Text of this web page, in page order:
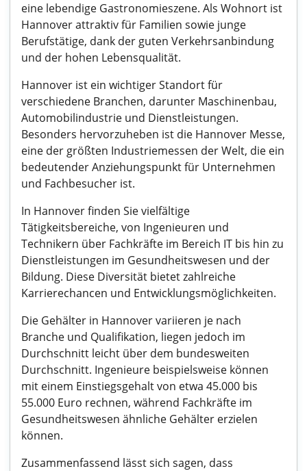
eine lebendige Gastronomieszene. Als Wohnort ist
Hannover attraktiv für Familien sowie junge
Berufstätige, dank der guten Verkehrsanbindung
und der hohen Lebensqualität.
Hannover ist ein wichtiger Standort für
verschiedene Branchen, darunter Maschinenbau,
Automobilindustrie und Dienstleistungen.
Besonders hervorzuheben ist die Hannover Messe,
eine der größten Industriemessen der Welt, die ein
bedeutender Anziehungspunkt für Unternehmen
und Fachbesucher ist.
In Hannover finden Sie vielfältige
Tätigkeitsbereiche, von Ingenieuren und
Technikern über Fachkräfte im Bereich IT bis hin zu
Dienstleistungen im Gesundheitswesen und der
Bildung. Diese Diversität bietet zahlreiche
Karrierechancen und Entwicklungsmöglichkeiten.
Die Gehälter in Hannover variieren je nach
Branche und Qualifikation, liegen jedoch im
Durchschnitt leicht über dem bundesweiten
Durchschnitt. Ingenieure beispielsweise können
mit einem Einstiegsgehalt von etwa 45.000 bis
55.000 Euro rechnen, während Fachkräfte im
Gesundheitswesen ähnliche Gehälter erzielen
können.
Zusammenfassend lässt sich sagen, dass